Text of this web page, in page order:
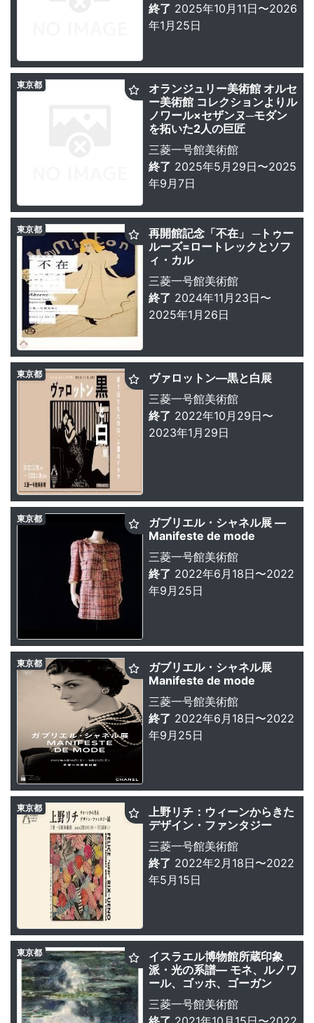
終了 2025年10月11日〜2026
年1月25日
オランジュリー美術館 オルセ
ー美術館 コレクションよりル
ノワール×セザンヌ─モダン
を拓いた2人の巨匠
三菱一号館美術館
終了 2025年5月29日〜2025
年9月7日
東京都
再開館記念「不在」 ─トゥー
ルーズ=ロートレックとソフ
ィ・カル
三菱一号館美術館
終了 2024年11月23日〜
2025年1月26日
東京都
ヴァロットン—黒と白展
三菱一号館美術館
終了 2022年10月29日〜
2023年1月29日
東京都
ガブリエル・シャネル展 —
Manifeste de mode
三菱一号館美術館
終了 2022年6月18日〜2022
年9月25日
東京都
ガブリエル・シャネル展
Manifeste de mode
三菱一号館美術館
終了 2022年6月18日〜2022
年9月25日
東京都
上野リチ：ウィーンからきた
デザイン・ファンタジー
三菱一号館美術館
終了 2022年2月18日〜2022
年5月15日
東京都
イスラエル博物館所蔵印象
派・光の系譜— モネ、ルノワ
ール、ゴッホ、ゴーガン
三菱一号館美術館
東京都